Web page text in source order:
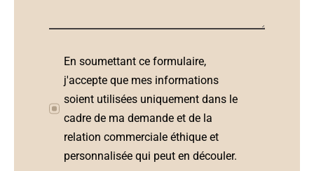
En soumettant ce formulaire,
j'accepte que mes informations
soient utilisées uniquement dans le
cadre de ma demande et de la
relation commerciale éthique et
personnalisée qui peut en découler.